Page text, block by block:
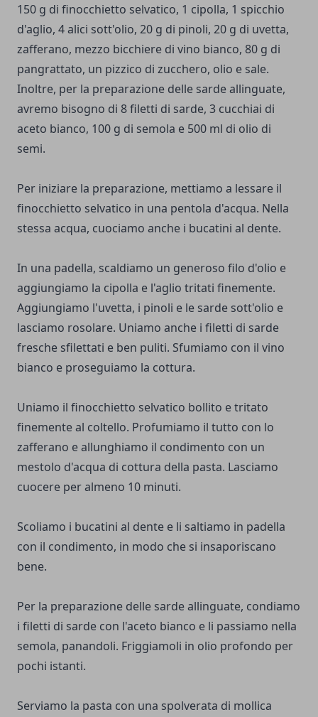
150 g di finocchietto selvatico, 1 cipolla, 1 spicchio
d'aglio, 4 alici sott'olio, 20 g di pinoli, 20 g di uvetta,
zafferano, mezzo bicchiere di vino bianco, 80 g di
pangrattato, un pizzico di zucchero, olio e sale.
Inoltre, per la preparazione delle sarde allinguate,
avremo bisogno di 8 filetti di sarde, 3 cucchiai di
aceto bianco, 100 g di semola e 500 ml di olio di
semi.
Per iniziare la preparazione, mettiamo a lessare il
finocchietto selvatico in una pentola d'acqua. Nella
stessa acqua, cuociamo anche i bucatini al dente.
In una padella, scaldiamo un generoso filo d'olio e
aggiungiamo la cipolla e l'aglio tritati finemente.
Aggiungiamo l'uvetta, i pinoli e le sarde sott'olio e
lasciamo rosolare. Uniamo anche i filetti di sarde
fresche sfilettati e ben puliti. Sfumiamo con il vino
bianco e proseguiamo la cottura.
Uniamo il finocchietto selvatico bollito e tritato
finemente al coltello. Profumiamo il tutto con lo
zafferano e allunghiamo il condimento con un
mestolo d'acqua di cottura della pasta. Lasciamo
cuocere per almeno 10 minuti.
Scoliamo i bucatini al dente e li saltiamo in padella
con il condimento, in modo che si insaporiscano
bene.
Per la preparazione delle sarde allinguate, condiamo
i filetti di sarde con l'aceto bianco e li passiamo nella
semola, panandoli. Friggiamoli in olio profondo per
pochi istanti.
Serviamo la pasta con una spolverata di mollica